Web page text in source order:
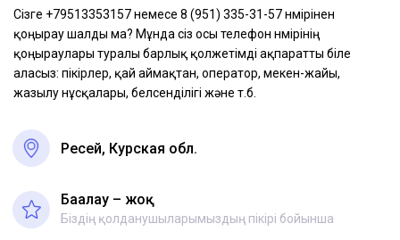
Сізге +79513353157 немесе 8 (951) 335-31-57 нөмірінен
қоңырау шалды ма? Мұнда сіз осы телефон нөмірінің
қоңыраулары туралы барлық қолжетімді ақпаратты біле
аласыз: пікірлер, қай аймақтан, оператор, мекен-жайы,
жазылу нұсқалары, белсенділігі және т.б.
Ресей, Курская обл.
Бағалау – жоқ
Біздің қолданушыларымыздың пікірі бойынша